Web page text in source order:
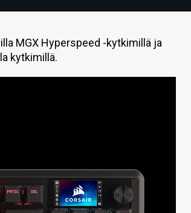
MGX Hyperspeed -kytkimillä ja
kytkimillä.